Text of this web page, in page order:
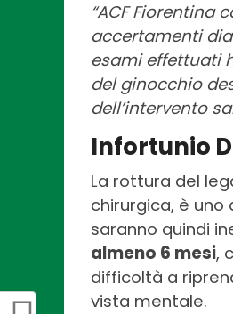
“ACF
accertamenti
esami effettuati
del ginocchio
dell’intervento
Infortunio
La rottura del
chirurgica, è
saranno quindi
almeno 6 mesi,
difficoltà a
vista mentale.